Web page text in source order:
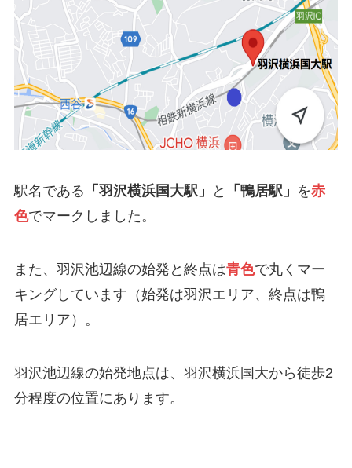
駅名である 「羽沢横浜国大駅」 と 「鴨居駅」 を赤
色でマークしました。
また、羽沢池辺線の始発と終点は青色で丸くマー
キングしています（始発は羽沢エリア、終点は鴨
居エリア）。
羽沢池辺線の始発地点は、羽沢横浜国大から徒歩2
分程度の位置にあります。